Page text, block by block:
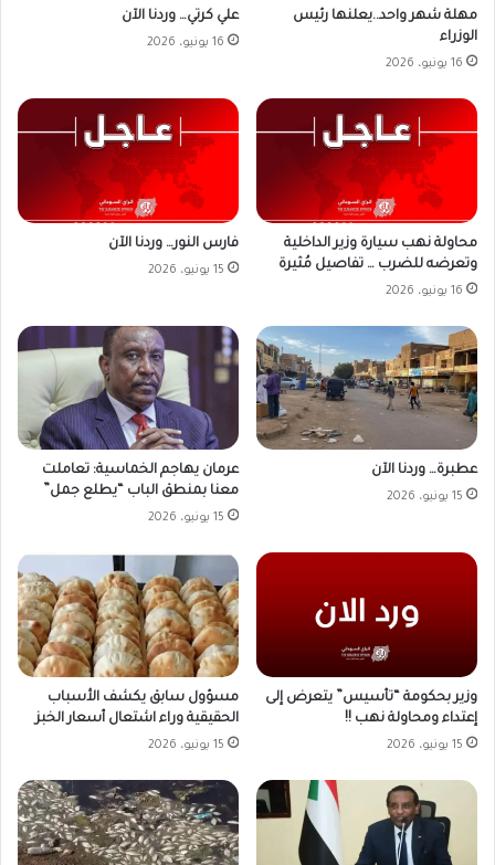
مهلة شهر واحد..يعلنها رئيس
الوزراء
16 يونيو، 2026
علي كرتي… وردنا الآن
16 يونيو، 2026
محاولة نهب سيارة وزير الداخلية
وتعرضه للضرب … تفاصيل مُثيرة
16 يونيو، 2026
فارس النور… وردنا الآن
15 يونيو، 2026
عطبرة… وردنا الآن
15 يونيو، 2026
عرمان يهاجم الخماسية: تعاملت
معنا بمنطق الباب “يطلع جمل”
15 يونيو، 2026
وزير بحكومة “تأسيس” يتعرض إلى
إعتداء ومحاولة نهب !!
15 يونيو، 2026
مسؤول سابق يكشف الأسباب
الحقيقية وراء اشتعال أسعار الخبز
15 يونيو، 2026